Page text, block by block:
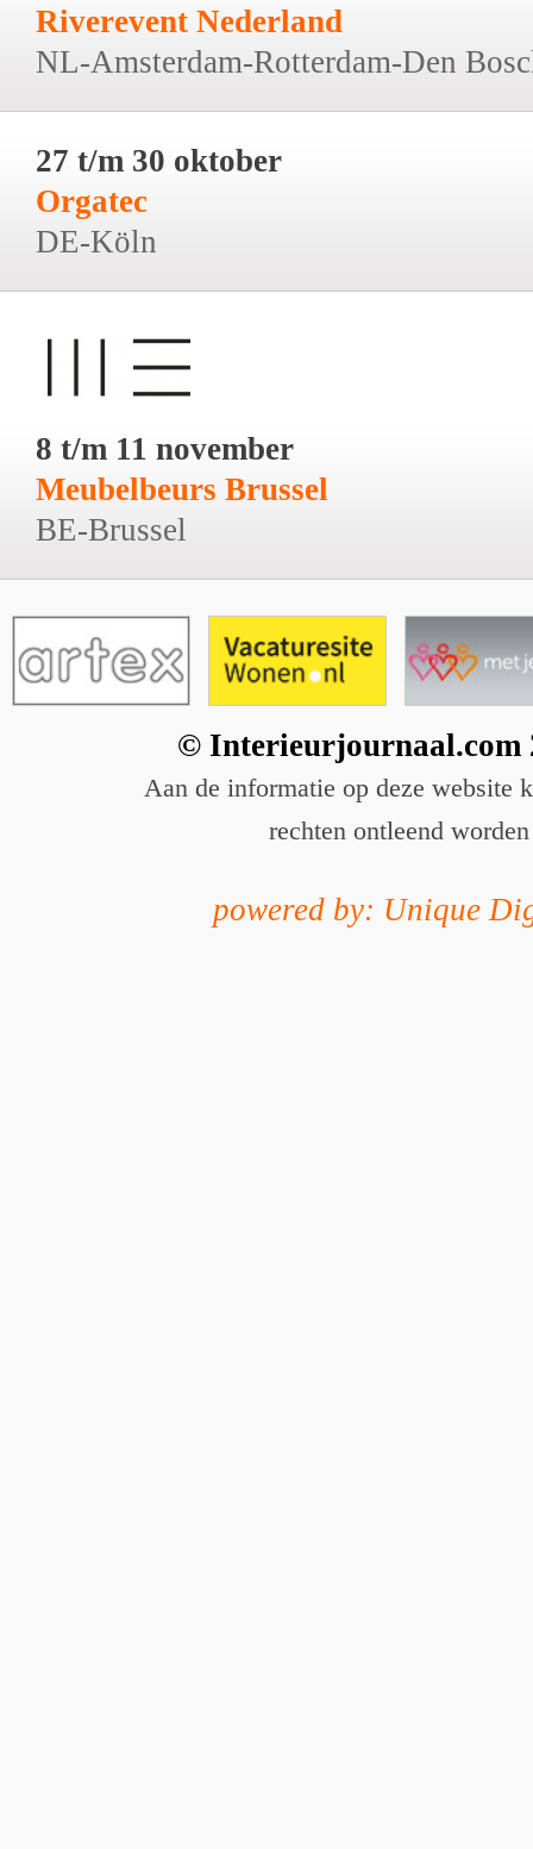
Riverevent Nederland
NL-Amsterdam-Rotterdam-Den
27 t/m 30 oktober
Orgatec
DE-Köln
8 t/m 11 november
Meubelbeurs Brussel
BE-Brussel
© Interieurjournaal.com
Aan de informatie op deze website
rechten ontleend worden
powered by: Unique